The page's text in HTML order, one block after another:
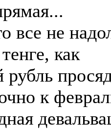
все не
как
рубль
к